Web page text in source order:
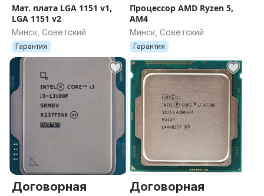
Мат. плата LGA 1151 v1,
LGA 1151 v2
Минск, Советский
Гарантия
Процессор AMD Ryzen 5,
AM4
Минск, Советский
Гарантия
Договорная Договорная